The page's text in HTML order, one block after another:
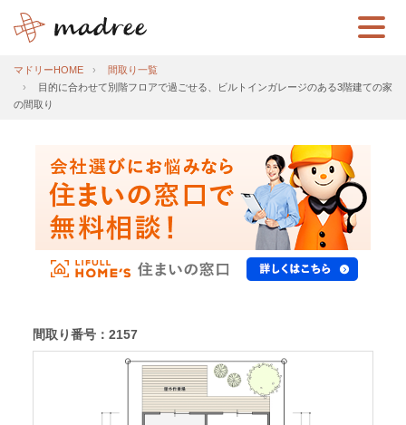
マドリーHOME
間取り一覧
目的に合わせて別階フロアで過ごせる、ビルトインガレージのある3階建ての家
の間取り
間取り番号：2157